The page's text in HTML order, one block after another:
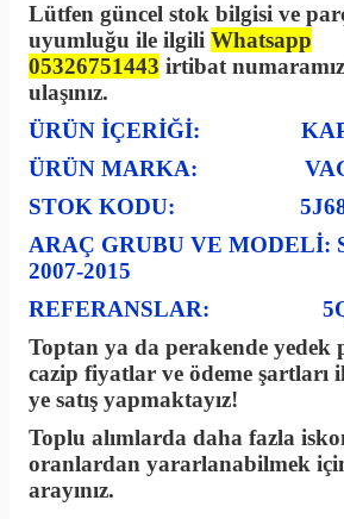
Lütfen güncel stok bilgisi ve
uyumluğu ile ilgili Whatsapp
05326751443 irtibat
ulaşınız.
ÜRÜN İÇERİĞİ: KAPI
ÜRÜN MARKA:
STOK KODU:
ARAÇ GRUBU VE MODELİ:
2007-2015
REFERANSLAR:
Toptan ya da perakende yedek
cazip fiyatlar ve ödeme şartları
ye satış yapmaktayız!
Toplu alımlarda daha fazla
oranlardan yararlanabilmek
arayınız.